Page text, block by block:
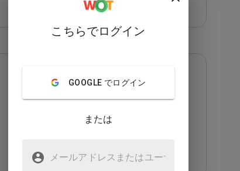
こちらでログイン
GOOGLE でログイン
または
メールアドレスまたはユーザ
名